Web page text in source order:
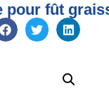
pour fût